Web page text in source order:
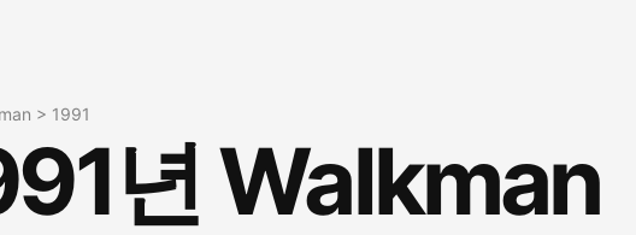
> 1991
년 Walkman